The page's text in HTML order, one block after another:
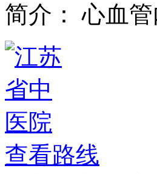
简介：
心血
查看路线